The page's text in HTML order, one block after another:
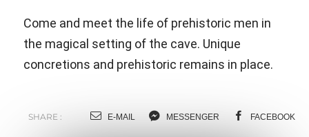
Come and meet the life of prehistoric men in
the magical setting of the cave. Unique
concretions and prehistoric remains in place.
SHARE : E-MAIL MESSENGER FACEBOOK